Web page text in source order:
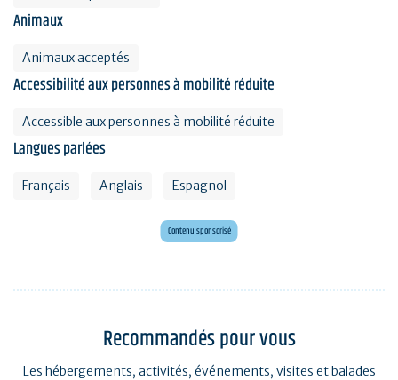
Animaux
Animaux acceptés
Accessibilité aux personnes à mobilité réduite
Accessible aux personnes à mobilité réduite
Langues parlées
Français Anglais Espagnol
Contenu sponsorisé
Voyagez en Préhistoire !
Recommandés pour vous
Les hébergements, activités, événements, visites et balades